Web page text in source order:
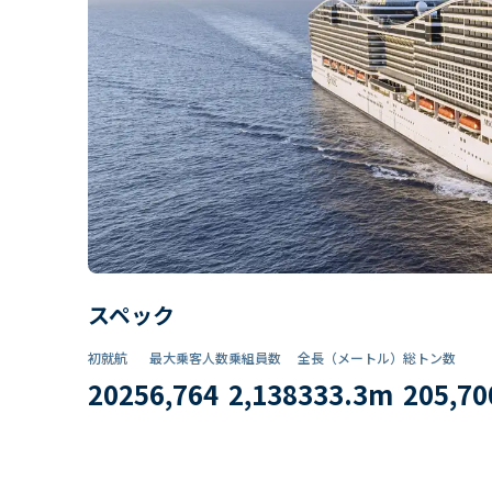
スペック
初就航
2025
最大乗客人数
6,764
乗組員数​
2,138
全長（メートル）
333.3m
総トン数​